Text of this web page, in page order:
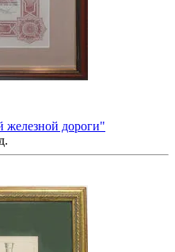
железной дороги"